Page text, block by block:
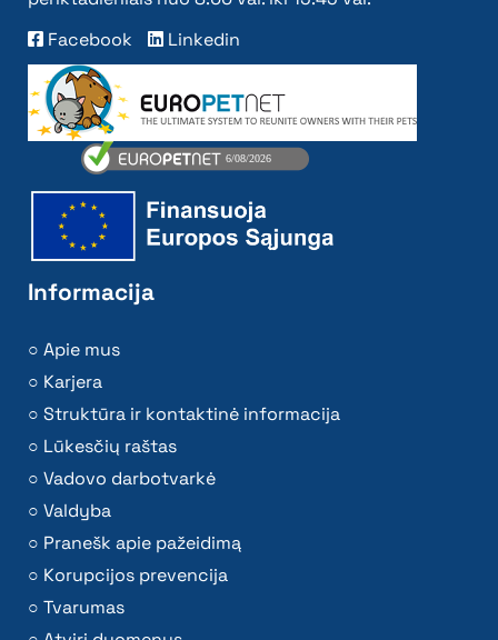
Facebook
Linkedin
Informacija
Apie mus
Karjera
Struktūra ir kontaktinė informacija
Lūkesčių raštas
Vadovo darbotvarkė
Valdyba
Pranešk apie pažeidimą
Korupcijos prevencija
Tvarumas